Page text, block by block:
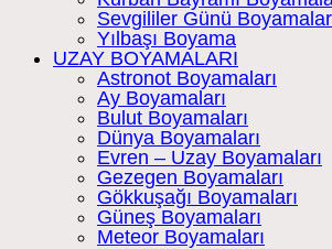
Sevgililer Günü
Yılbaşı Boyama
UZAY BOYAMALARI
Astronot Boyamaları
Ay Boyamaları
Bulut Boyamaları
Dünya Boyamaları
Evren – Uzay Boyamaları
Gezegen Boyamaları
Gökkuşağı Boyamaları
Güneş Boyamaları
Meteor Boyamaları